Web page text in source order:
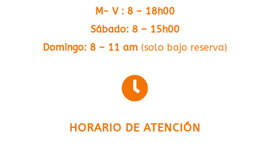
M- V : 8 – 18h00
Sábado: 8 – 15h00
Domingo: 8 – 11 am(solo bajo reserva)

HORARIO DE ATENCIÓN